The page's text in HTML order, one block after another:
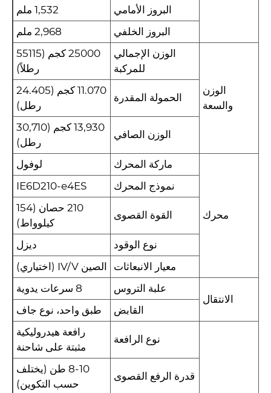
البروز الأمامي
1,532 ملم
البروز الخلفي
2,968 ملم
الوزن
والسعة
الوزن الإجمالي
للمركبة
25000 كجم (55115
رطلاً)
الحمولة المقدرة
11.070 كجم (24.405
رطل)
الوزن الصافي
13,930 كجم (30,710
رطل)
محرك
ماركة المحرك
لوفول
نموذج المحرك
IE6D210-e4ES
القوة القصوى
210 حصان (154
كيلوواط)
نوع الوقود
ديزل
معيار الانبعاثات
الصين IV/V (اختياري)
الانتقال
علبة التروس
8 سرعات يدوية
القابض
طبق واحد، نوع جاف
نوع الرافعة
رافعة هيدروليكية
مثبتة على شاحنة
قدرة الرفع القصوى
8-10 طن (يختلف
حسب التكوين)